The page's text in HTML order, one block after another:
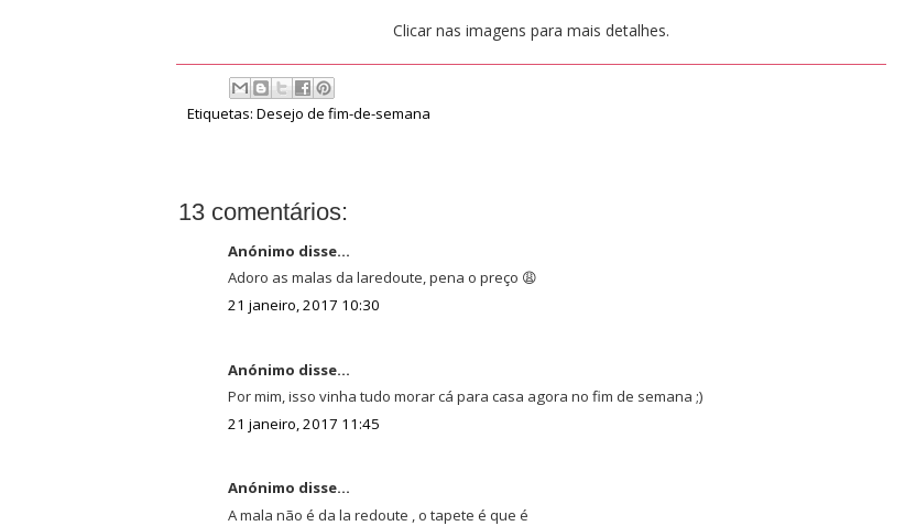
Clicar nas imagens para mais detalhes.
Etiquetas: Desejo de fim-de-semana
13 comentários:
Anónimo disse...
Adoro as malas da laredoute, pena o preço 😩
21 janeiro, 2017 10:30
Anónimo disse...
Por mim, isso vinha tudo morar cá para casa agora no fim de semana ;)
21 janeiro, 2017 11:45
Anónimo disse...
A mala não é da la redoute , o tapete é que é